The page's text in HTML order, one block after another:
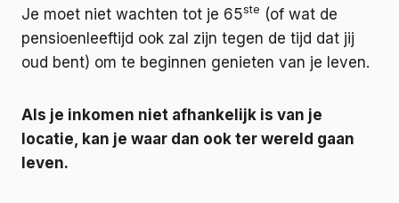
Je moet niet wachten tot je 65ste (of wat de
pensioenleeftijd ook zal zijn tegen de tijd dat jij
oud bent) om te beginnen genieten van je leven.
Als je inkomen niet afhankelijk is van je
locatie, kan je waar dan ook ter wereld gaan
leven.